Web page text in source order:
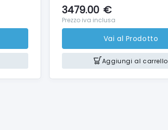
3479.00 €
Prezzo iva inclusa
Vai al Prodotto
Aggiungi al carrello